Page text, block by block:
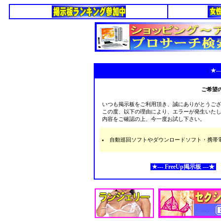
ご希望
いつも掲示板をご利用頂き、誠にありがとうご
この度、以下の理由により、エラーが発生いた
内容をご確認の上、今一度お試し下さい。
自動巡回ソフトやダウンロードソフト・携
★--- FreeUp掲示板 ---★